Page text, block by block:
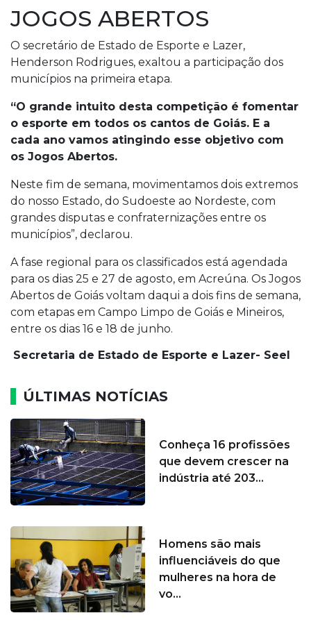
JOGOS ABERTOS
O secretário de Estado de Esporte e Lazer,
Henderson Rodrigues, exaltou a participação dos
municípios na primeira etapa.
“O grande intuito desta competição é fomentar
o esporte em todos os cantos de Goiás. E a
cada ano vamos atingindo esse objetivo com
os Jogos Abertos.
Neste fim de semana, movimentamos dois extremos
do nosso Estado, do Sudoeste ao Nordeste, com
grandes disputas e confraternizações entre os
municípios”, declarou.
A fase regional para os classificados está agendada
para os dias 25 e 27 de agosto, em Acreúna. Os Jogos
Abertos de Goiás voltam daqui a dois fins de semana,
com etapas em Campo Limpo de Goiás e Mineiros,
entre os dias 16 e 18 de junho.
Secretaria de Estado de Esporte e Lazer- Seel
ÚLTIMAS NOTÍCIAS
Conheça 16 profissões
que devem crescer na
indústria até 203...
Homens são mais
influenciáveis do que
mulheres na hora de
vo...